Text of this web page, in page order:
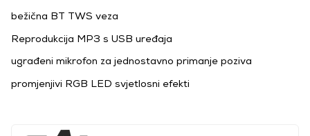
bežična BT TWS veza
Reprodukcija MP3 s USB uređaja
ugrađeni mikrofon za jednostavno primanje poziva
promjenjivi RGB LED svjetlosni efekti